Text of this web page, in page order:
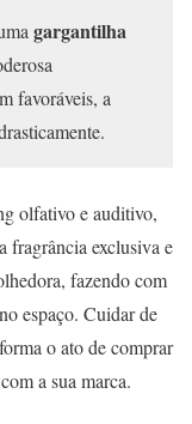
gargantilha
favoráveis, a
olfativo e auditivo,
fragrância exclusiva e
fazendo com
espaço. Cuidar de
o ato de comprar
a sua marca.